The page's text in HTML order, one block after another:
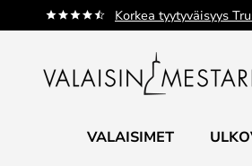
Korkea tyytyväisyys
Skip
to
VALAISIMET